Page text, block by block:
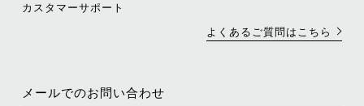
カスタマーサポート
よくあるご質問はこちら
メールでのお問い合わせ